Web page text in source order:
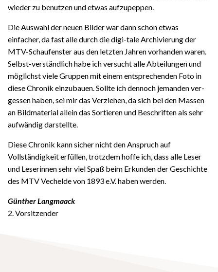
wieder zu benutzen und etwas aufzupeppen.
Die Auswahl der neuen Bilder war dann schon etwas
einfacher, da fast alle durch die digi-tale Archivierung der
MTV-Schaufenster aus den letzten Jahren vorhanden waren.
Selbst-verständlich habe ich versucht alle Abteilungen und
möglichst viele Gruppen mit einem entsprechenden Foto in
diese Chronik einzubauen. Sollte ich dennoch jemanden ver-
gessen haben, sei mir das Verziehen, da sich bei den Massen
an Bildmaterial allein das Sortieren und Beschriften als sehr
aufwändig darstellte.
Diese Chronik kann sicher nicht den Anspruch auf
Vollständigkeit erfüllen, trotzdem hoffe ich, dass alle Leser
und Leserinnen sehr viel Spaß beim Erkunden der Geschichte
des MTV Vechelde von 1893 e.V. haben werden.
Günther Langmaack
2. Vorsitzender